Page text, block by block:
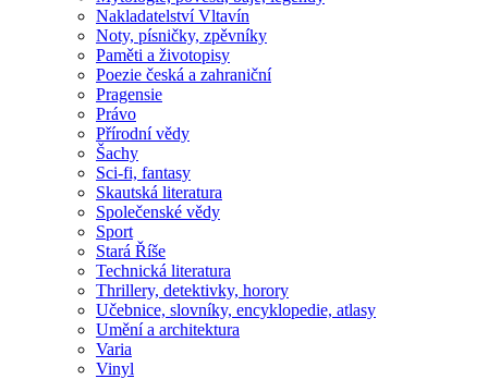
Nakladatelství Vltavín
Noty, písničky, zpěvníky
Paměti a životopisy
Poezie česká a zahraniční
Pragensie
Právo
Přírodní vědy
Šachy
Sci-fi, fantasy
Skautská literatura
Společenské vědy
Sport
Stará Říše
Technická literatura
Thrillery, detektivky, horory
Učebnice, slovníky, encyklopedie, atlasy
Umění a architektura
Varia
Vinyl